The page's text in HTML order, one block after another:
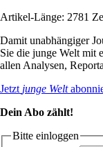
Artikel-Länge: 2781
Damit unabhängiger
Sie die junge Welt mit
allen Analysen,
Jetzt junge Welt
Dein Abo zählt!
Bitte einloggen